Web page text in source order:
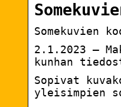
Somekuvien
2.1.2023 —
kunhan
Sopivat
yleisimpien